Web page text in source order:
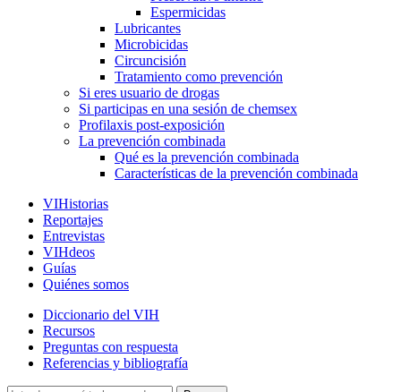
Espermicidas
Lubricantes
Microbicidas
Circuncisión
Tratamiento como prevención
Si eres usuario de drogas
Si participas en una sesión de chemsex
Profilaxis post-exposición
La prevención combinada
Qué es la prevención combinada
Características de la prevención combinada
VIHistorias
Reportajes
Entrevistas
VIHdeos
Guías
Quiénes somos
Diccionario del VIH
Recursos
Preguntas con respuesta
Referencias y bibliografía